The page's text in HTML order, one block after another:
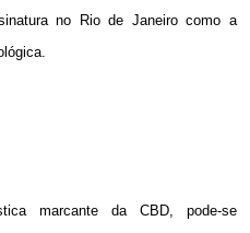
no Rio de Janeiro como a
marcante da CBD, pode-se